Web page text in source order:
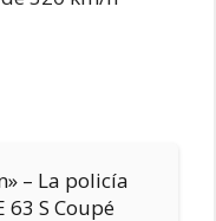
– La policía
63 S Coupé